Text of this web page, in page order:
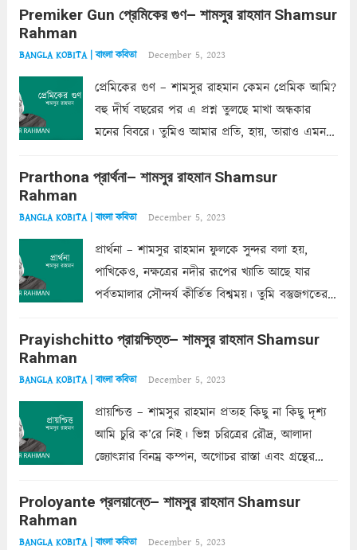
কোথাও কি এরকম ছায়া দেয় ক্লান্তির প্রহরে? মুছে
Premiker Gun প্রেমিকের গুণ– শামসুর রাহমান Shamsur
Rahman
BANGLA KOBITA | বাংলা কবিতা December 5, 2023
প্রেমিকের গুণ – শামসুর রাহমান কেমন প্রেমিক আমি?
বহু দীর্ঘ বছরের পর এ প্রশ্ন তুলছে মাখা অন্ধকার
মনের বিবরে। তুমিও আমার প্রতি, হায়, তারাও এমন
একান্ত জরুরি- নইলে একটি দেয়াল নিমেষেই ভীষণ
Prarthona প্রার্থনা– শামসুর রাহমান Shamsur
Rahman
BANGLA KOBITA | বাংলা কবিতা December 5, 2023
প্রার্থনা – শামসুর রাহমান ফুলকে সুন্দর বলা হয়,
পাখিকেও, নক্ষত্রের নদীর রূপের খ্যাতি আছে যার
পর্বতমালার সৌন্দর্য কীর্তিত বিশ্বময়। তুমি বস্তুজগতের
তার সুষমায় পার্থক্য অনেক। তোমাকে সুন্দরী বলা চলে,
Prayishchitto প্রায়শ্চিত্ত– শামসুর রাহমান Shamsur
Rahman
BANGLA KOBITA | বাংলা কবিতা December 5, 2023
প্রায়শ্চিত্ত – শামসুর রাহমান প্রত্যহ কিছু না কিছু দৃশ্য
আমি চুরি ক’রে নিই। ভিন্ন চরিত্রের রৌদ্র, আলাদা
জ্যোৎস্নার বিনম্র কম্পন, অগোচর রাস্তা এবং গ্রন্থের
ছায়াচ্ছন্ন মোহন মিথুন মূর্তি, লোপামুদ্রা ভীষণ বিব্রত
Proloyante প্রলয়ান্তে– শামসুর রাহমান Shamsur
Rahman
BANGLA KOBITA | বাংলা কবিতা December 5, 2023